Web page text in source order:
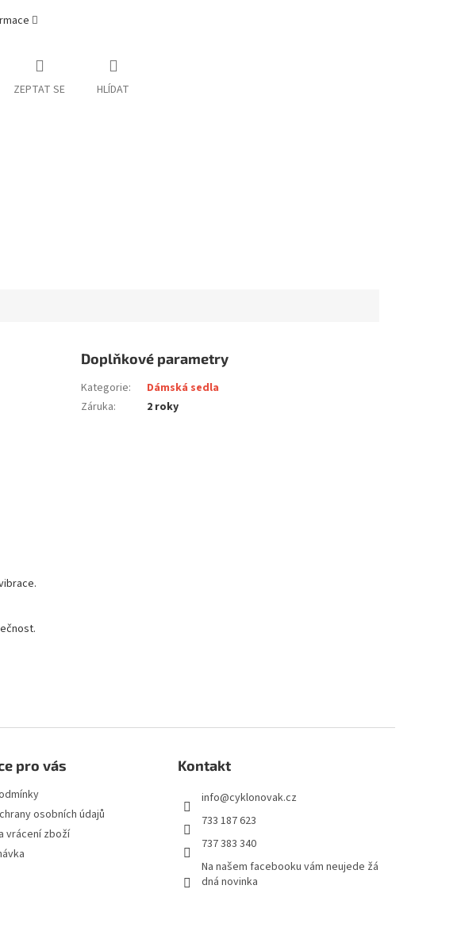
ZEPTAT SE HLÍDAT
Doplňkové parametry
Kategorie:
Dámská sedla
Záruka: 2 roky
pro vás
osobních údajů
vrácení zboží
Kontakt
info@cyklonovak.cz
733 187 623
737 383 340
Na našem facebooku vám neujede žá
dná novinka